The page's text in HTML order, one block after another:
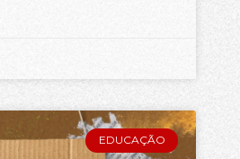
EDUCAÇÃO